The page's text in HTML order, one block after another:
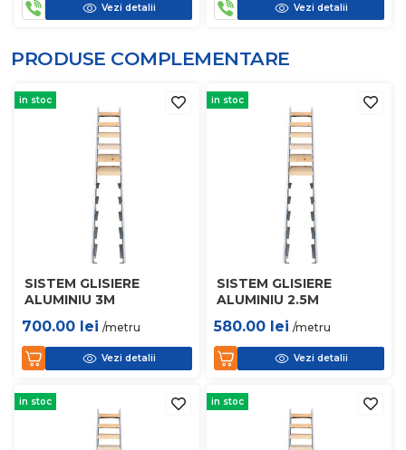
Vezi detalii Vezi detalii
PRODUSE COMPLEMENTARE
in stoc
SISTEM GLISIERE
ALUMINIU 3M
700.00 lei /metru
Vezi detalii
in stoc
SISTEM GLISIERE
ALUMINIU 2.5M
580.00 lei /metru
Vezi detalii
in stoc in stoc